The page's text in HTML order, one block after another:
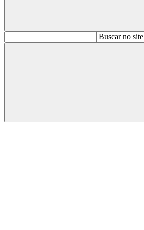
BuscarBuscar no site
Buscar